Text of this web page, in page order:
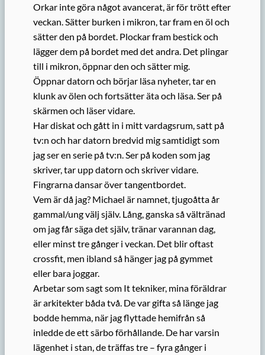
Orkar inte göra något avancerat, är för trött efter
veckan. Sätter burken i mikron, tar fram en öl och
sätter den på bordet. Plockar fram bestick och
lägger dem på bordet med det andra. Det plingar
till i mikron, öppnar den och sätter mig.
Öppnar datorn och börjar läsa nyheter, tar en
klunk av ölen och fortsätter äta och läsa. Ser på
skärmen och läser vidare.
Har diskat och gått in i mitt vardagsrum, satt på
tv:n och har datorn bredvid mig samtidigt som
jag ser en serie på tv:n. Ser på koden som jag
skriver, tar upp datorn och skriver vidare.
Fingrarna dansar över tangentbordet.
Vem är då jag? Michael är namnet, tjugoåtta år
gammal/ung välj själv. Lång, ganska så vältränad
om jag får säga det själv, tränar varannan dag,
eller minst tre gånger i veckan. Det blir oftast
crossfit, men ibland så hänger jag på gymmet
eller bara joggar.
Arbetar som sagt som It tekniker, mina föräldrar
är arkitekter båda två. De var gifta så länge jag
bodde hemma, när jag flyttade hemifrån så
inledde de ett särbo förhållande. De har varsin
lägenhet i stan, de träffas tre – fyra gånger i